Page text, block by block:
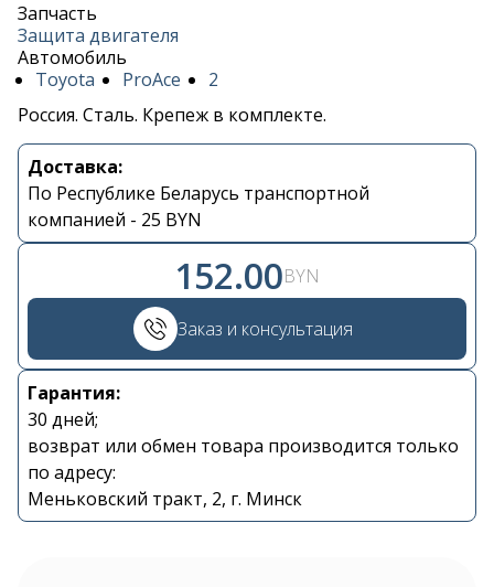
Запчасть
Защита двигателя
Автомобиль
Toyota
ProAce
2
Россия. Сталь. Крепеж в комплекте.
Доставка:
По Республике Беларусь транспортной
компанией - 25 BYN
152.00BYN
Заказ и консультация
Гарантия:
30 дней;
возврат или обмен товара производится только
по адресу:
Меньковский тракт, 2, г. Минск
Контакты
+375 29 870 15 80